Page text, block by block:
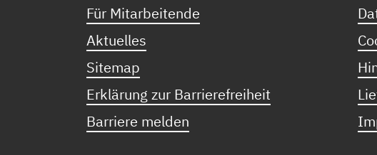
Für Mitarbeitende
Aktuelles
Sitemap
Erklärung zur Barrierefreiheit
Barriere melden